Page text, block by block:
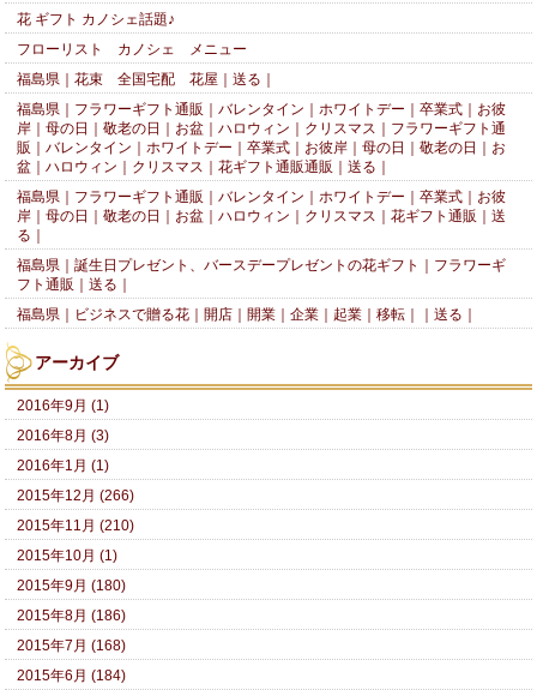
花 ギフト カノシェ話題♪
フローリスト カノシェ メニュー
福島県｜花束 全国宅配 花屋｜送る｜
福島県｜フラワーギフト通販｜バレンタイン｜ホワイトデー｜卒業式｜お彼
岸｜母の日｜敬老の日｜お盆｜ハロウィン｜クリスマス｜フラワーギフト通
販｜バレンタイン｜ホワイトデー｜卒業式｜お彼岸｜母の日｜敬老の日｜お
盆｜ハロウィン｜クリスマス｜花ギフト通販通販｜送る｜
福島県｜フラワーギフト通販｜バレンタイン｜ホワイトデー｜卒業式｜お彼
岸｜母の日｜敬老の日｜お盆｜ハロウィン｜クリスマス｜花ギフト通販｜送
る｜
福島県｜誕生日プレゼント、バースデープレゼントの花ギフト｜フラワーギ
フト通販｜送る｜
福島県｜ビジネスで贈る花｜開店｜開業｜企業｜起業｜移転｜｜送る｜
アーカイブ
2016年9月 (1)
2016年8月 (3)
2016年1月 (1)
2015年12月 (266)
2015年11月 (210)
2015年10月 (1)
2015年9月 (180)
2015年8月 (186)
2015年7月 (168)
2015年6月 (184)